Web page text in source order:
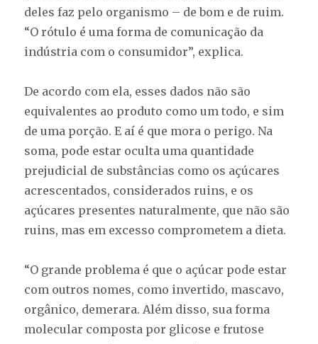
deles faz pelo organismo – de bom e de ruim.
“O rótulo é uma forma de comunicação da
indústria com o consumidor”, explica.
De acordo com ela, esses dados não são
equivalentes ao produto como um todo, e sim
de uma porção. E aí é que mora o perigo. Na
soma, pode estar oculta uma quantidade
prejudicial de substâncias como os açúcares
acrescentados, considerados ruins, e os
açúcares presentes naturalmente, que não são
ruins, mas em excesso comprometem a dieta.
“O grande problema é que o açúcar pode estar
com outros nomes, como invertido, mascavo,
orgânico, demerara. Além disso, sua forma
molecular composta por glicose e frutose